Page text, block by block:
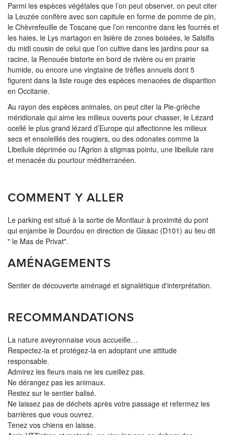
Parmi les espèces végétales que l’on peut observer, on peut citer
la Leuzée conifère avec son capitule en forme de pomme de pin,
le Chèvrefeuille de Toscane que l’on rencontre dans les fourrés et
les haies, le Lys martagon en lisière de zones boisées, le Salsifis
du midi cousin de celui que l’on cultive dans les jardins pour sa
racine, la Renouée bistorte en bord de rivière ou en prairie
humide, ou encore une vingtaine de trèfles annuels dont 5
figurent dans la liste rouge des espèces menacées de disparition
en Occitanie.
Au rayon des espèces animales, on peut citer la Pie-grièche
méridionale qui aime les milieux ouverts pour chasser, le Lézard
ocellé le plus grand lézard d’Europe qui affectionne les milieux
secs et ensoleillés des rougiers, ou des odonates comme la
Libellule déprimée ou l’Agrion à stigmas pointu, une libellule rare
et menacée du pourtour méditerranéen.
COMMENT Y ALLER
Le parking est situé à la sortie de Montlaur à proximité du pont
qui enjambe le Dourdou en direction de Gissac (D101) au lieu dit
" le Mas de Privat".
AMÉNAGEMENTS
Sentier de découverte aménagé et signalétique d'interprétation.
RECOMMANDATIONS
La nature aveyronnaise vous accueille…
Respectez-la et protégez-la en adoptant une attitude
responsable.
Admirez les fleurs mais ne les cueillez pas.
Ne dérangez pas les animaux.
Restez sur le sentier balisé.
Ne laissez pas de déchets après votre passage et refermez les
barrières que vous ouvrez.
Tenez vos chiens en laisse.